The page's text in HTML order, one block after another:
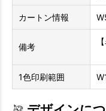
カートン情報
備考
1色印刷範囲